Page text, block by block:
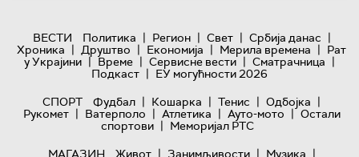
ВЕСТИ Политика | Регион | Свет | Србија данас |
Хроника | Друштво | Економија | Мерила времена | Рат
у Украјини | Време | Сервисне вести | Сматрачница |
Подкаст | ЕУ могућности 2026
СПОРТ
Фудбал | Кошарка | Тенис | Одбојка |
Рукомет | Ватерполо | Атлетика | Ауто-мото | Остали
спортови | Меморијал РТС
МАГАЗИН
Живот Занимљивости Музика